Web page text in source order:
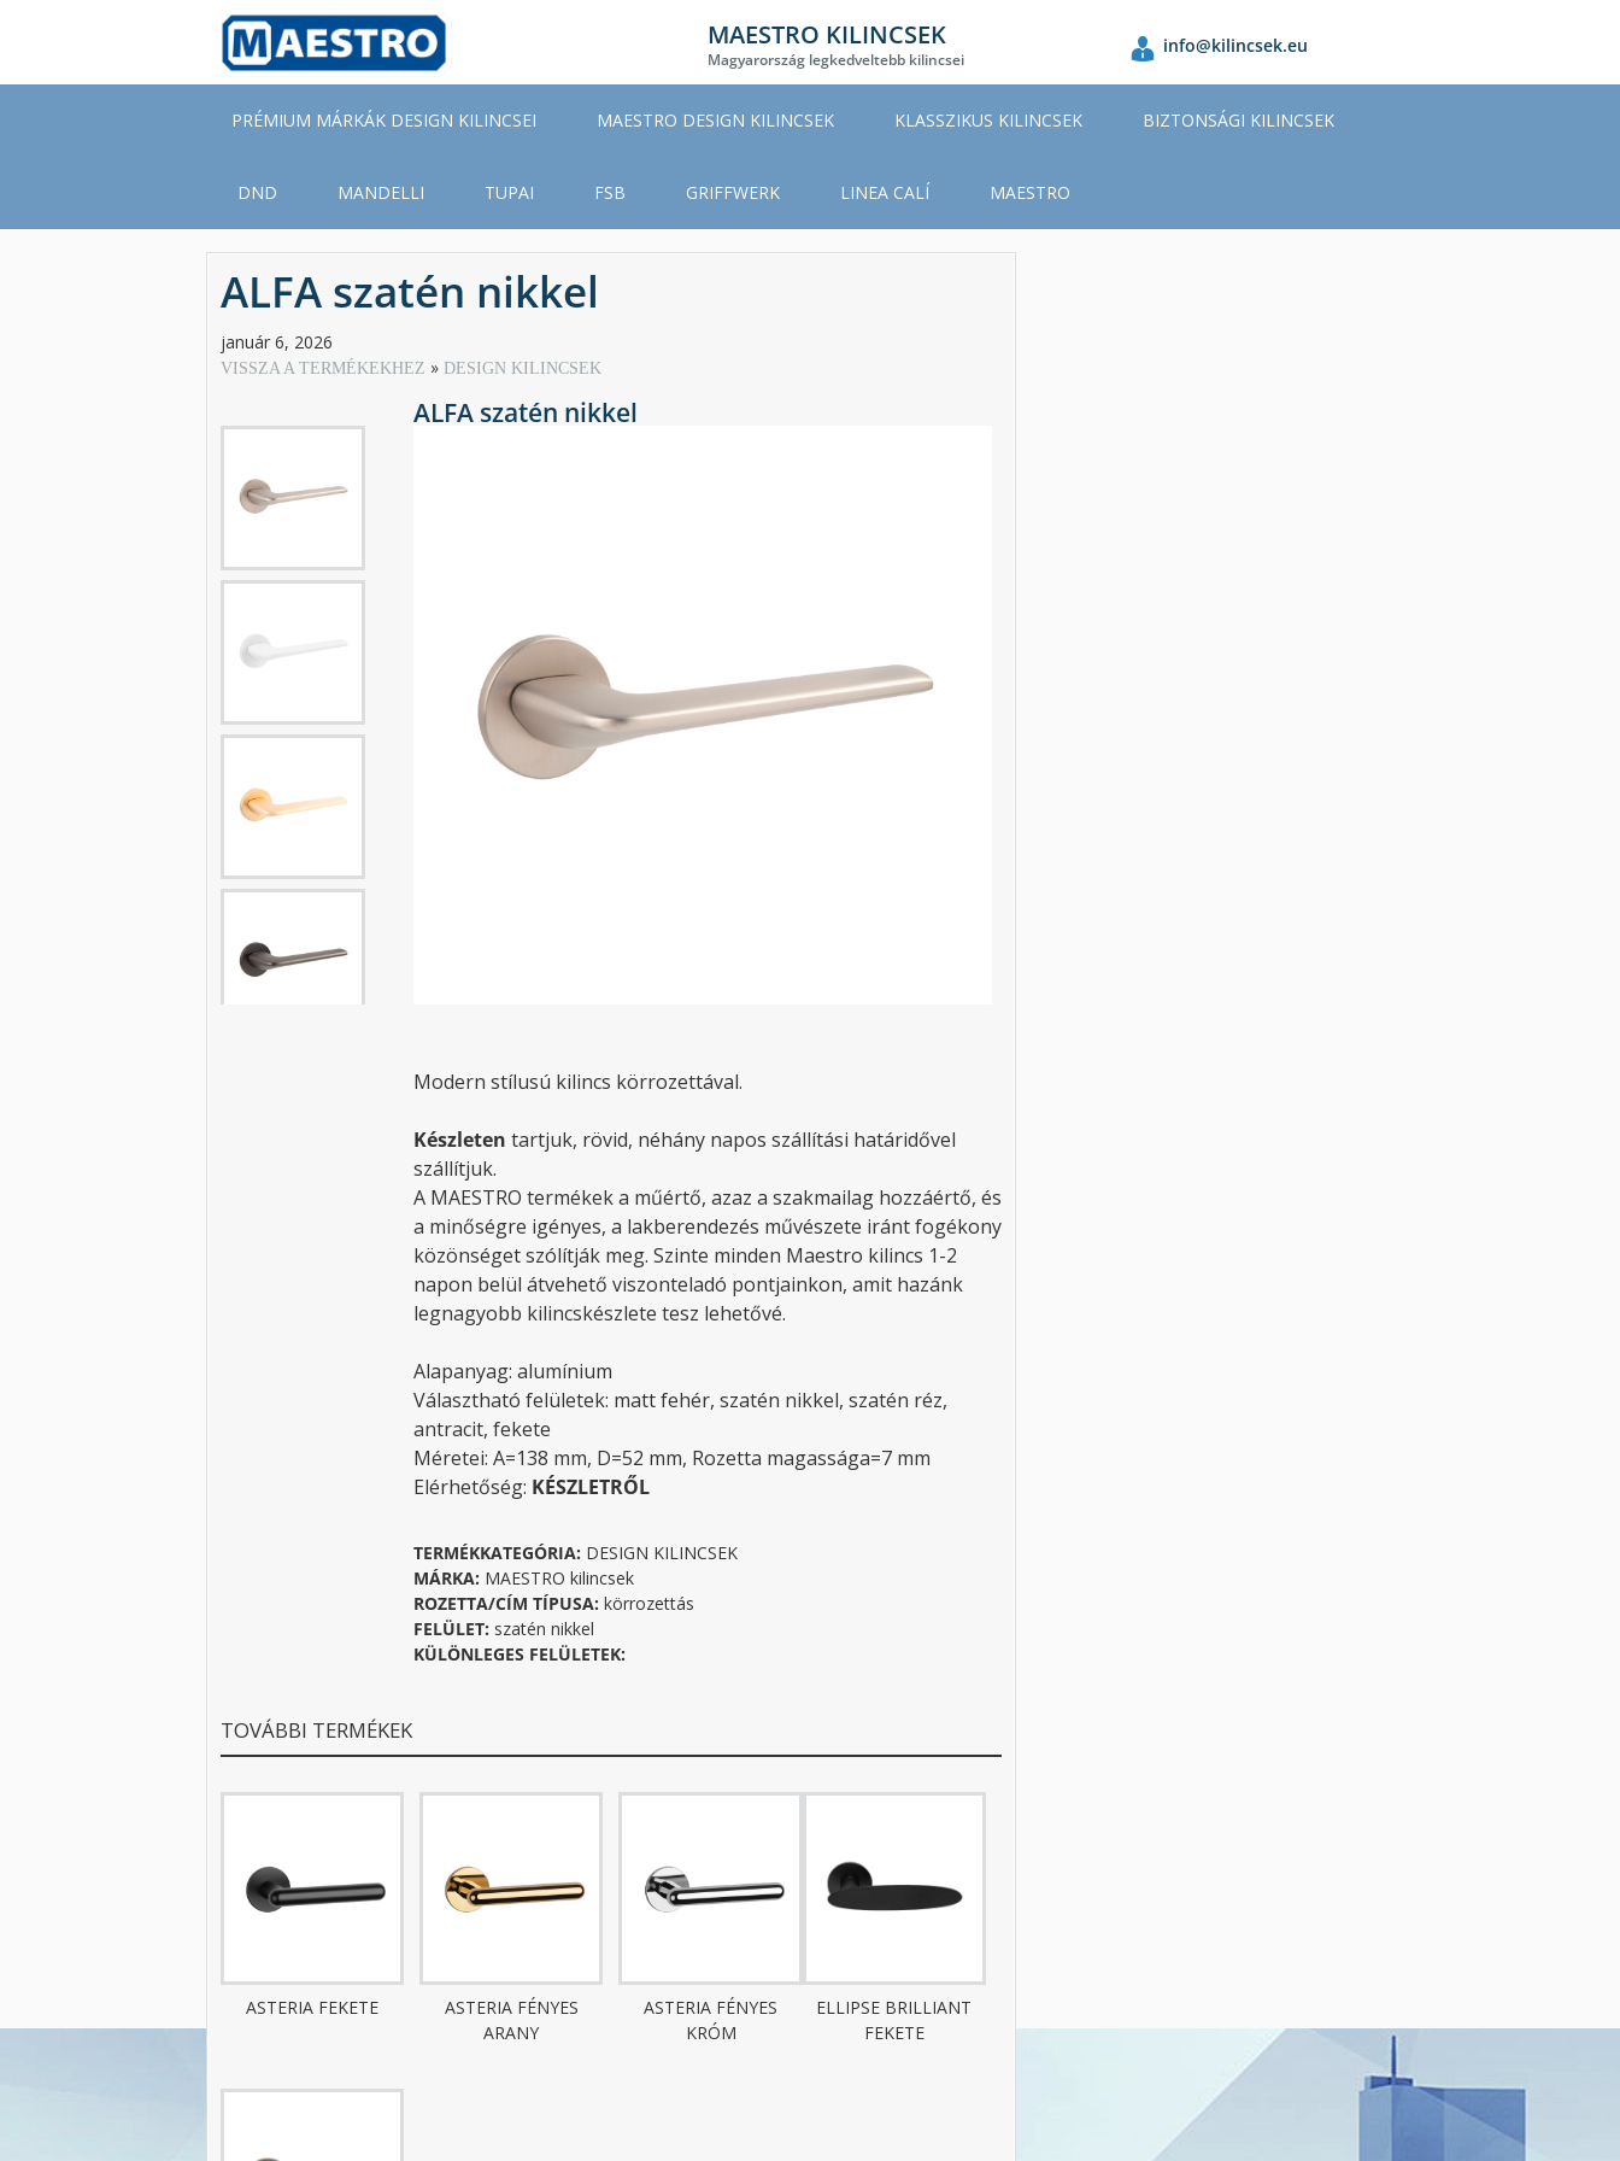
content
MAESTRO KILINCSEK
Magyarország legkedveltebb kilincsei
info@kilincsek.eu
PRÉMIUM MÁRKÁK DESIGN KILINCSEI MAESTRO DESIGN KILINCSEK KLASSZIKUS KILINCSEK BIZTONSÁGI KILINCSEK
DND MANDELLI TUPAI FSB GRIFFWERK LINEA CALÍ MAESTRO
ALFA szatén nikkel
január 6, 2026
VISSZA A TERMÉKEKHEZ DESIGN KILINCSEK
ALFA szatén nikkel
Modern stílusú kilincs körrozettával.
Készleten tartjuk, rövid, néhány napos szállítási határidővel
szállítjuk.
A MAESTRO termékek a műértő, azaz a szakmailag hozzáértő, és
a minőségre igényes, a lakberendezés művészete iránt fogékony
közönséget szólítják meg. Szinte minden Maestro kilincs 1-2
napon belül átvehető viszonteladó pontjainkon, amit hazánk
legnagyobb kilincskészlete tesz lehetővé.
Alapanyag: alumínium
Választható felületek: matt fehér, szatén nikkel, szatén réz,
antracit, fekete
Méretei: A=138 mm, D=52 mm, Rozetta magassága=7 mm
Elérhetőség: KÉSZLETRŐL
TERMÉKKATEGÓRIA: DESIGN KILINCSEK
MÁRKA: MAESTRO kilincsek
ROZETTA/CÍM TÍPUSA: körrozettás
FELÜLET: szatén nikkel
KÜLÖNLEGES FELÜLETEK:
TOVÁBBI TERMÉKEK
ASTERIA FEKETE
ASTERIA FÉNYES
ARANY
ASTERIA FÉNYES
KRÓM
ELLIPSE BRILLIANT
FEKETE